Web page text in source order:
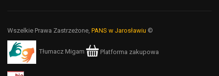
Wszelkie Prawa Zastrzeżone, PANS w Jarosławiu ©
Tłumacz Migam Platforma zakupowa